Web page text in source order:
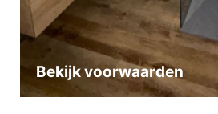
Bekijk voorwaarden